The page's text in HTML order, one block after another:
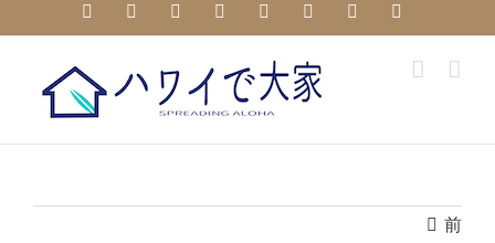
YouTubeFacebookInstagramLinkedInSkype PinterestTumblr
前